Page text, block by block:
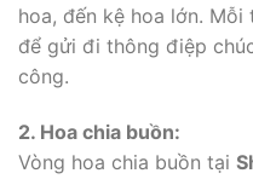
hoa, đến kệ hoa lớn.
để gửi đi thông điệp
công.
2. Hoa chia buồn:
Vòng hoa chia buồn tại